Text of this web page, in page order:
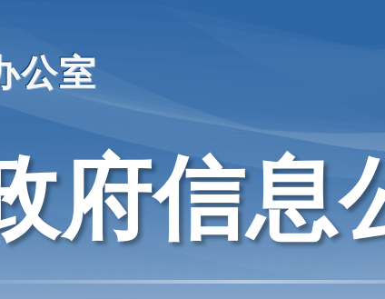
公室
府信息